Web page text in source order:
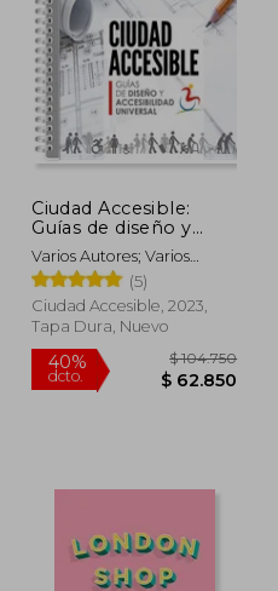
50% $
Ciudad Accesible:
Guías de diseño y
accesibilidad universal
Varios Autores; Varios
Autores
(5)
Ciudad Accesible, 2023,
Tapa Dura, Nuevo